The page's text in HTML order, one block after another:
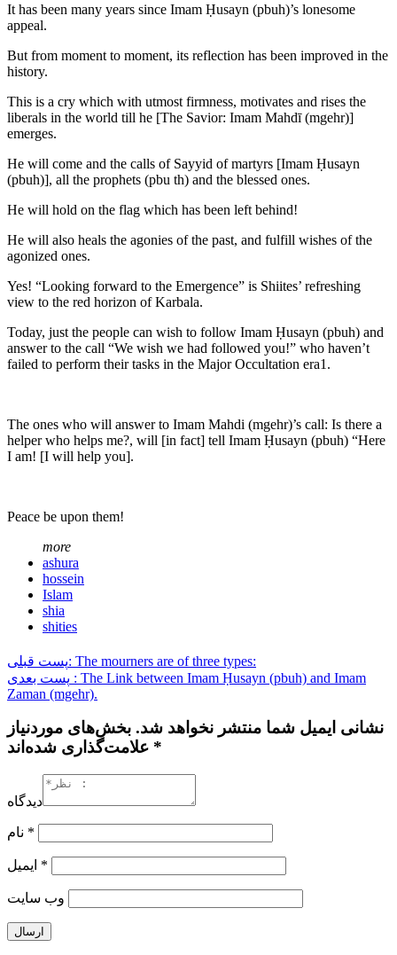
It has been many years since Imam Ḥusayn (pbuh)’s lonesome
appeal.
But from moment to moment, its reflection has been improved in the
history.
This is a cry which with utmost firmness, motivates and rises the
liberals in the world till he [The Savior: Imam Mahdī (mgehr)]
emerges.
He will come and the calls of Sayyid of martyrs [Imam Ḥusayn
(pbuh)], all the prophets (pbu th) and the blessed ones.
He will hold on the flag which has been left behind!
He will also heals the agonies of the past, and fulfill wishes of the
agonized ones.
Yes! “Looking forward to the Emergence” is Shiites’ refreshing
view to the red horizon of Karbala.
Today, just the people can wish to follow Imam Ḥusayn (pbuh) and
answer to the call “We wish we had followed you!” who haven’t
failed to perform their tasks in the Major Occultation era1.
The ones who will answer to Imam Mahdi (mgehr)’s call: Is there a
helper who helps me?, will [in fact] tell Imam Ḥusayn (pbuh) “Here
I am! [I will help you].
Peace be upon them!
more
ashura
hossein
Islam
shia
shities
پست قبلی: The mourners are of three types:
پست بعدی : The Link between Imam Ḥusayn (pbuh) and Imam
Zaman (mgehr).
نشانی ایمیل شما منتشر نخواهد شد. بخش‌های موردنیاز
علامت‌گذاری شده‌اند *
دیدگاه
*
*
وب‌ سایت